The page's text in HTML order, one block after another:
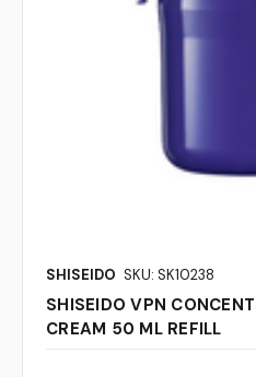
SHISEIDO SKU: SK10238
SHISEIDO VPN
CREAM 50 ML REFILL